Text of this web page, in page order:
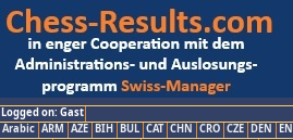
Logged on: Gast
Arabic ARM AZE BIH BUL CAT CHN CRO CZE DEN